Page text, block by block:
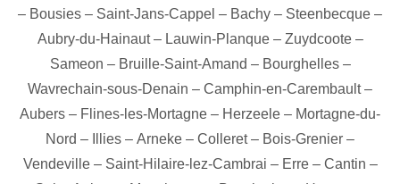
– Bousies – Saint-Jans-Cappel – Bachy – Steenbecque –
Aubry-du-Hainaut– Lauwin-Planque– Zuydcoote–
Sameon – Bruille-Saint-Amand – Bourghelles–
Wavrechain-sous-Denain – Camphin-en-Carembault–
Aubers – Flines-les-Mortagne – Herzeele – Mortagne-du-
Nord – Illies – Arneke – Colleret– Bois-Grenier –
Vendeville– Saint-Hilaire-lez-Cambrai – Erre– Cantin –